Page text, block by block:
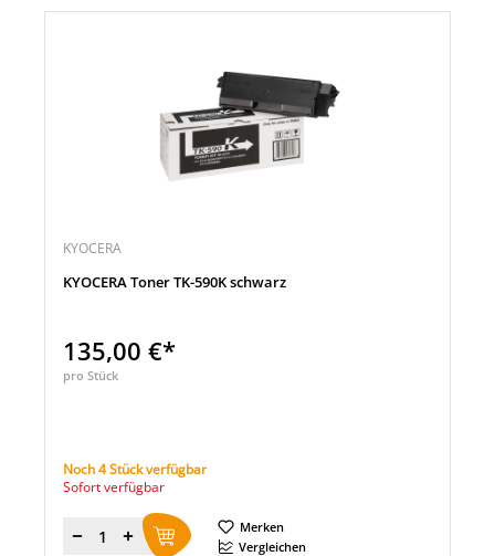
KYOCERA
KYOCERA Toner TK-590K schwarz
135,00 €*
pro Stück
Noch 4 Stück verfügbar
Sofort verfügbar
Menge
Merken
Vergleichen